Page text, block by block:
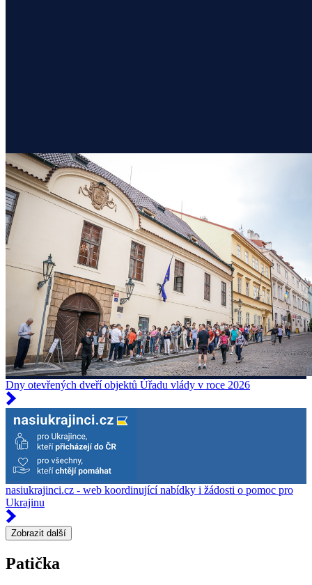
Dny otevřených dveří objektů Úřadu vlády v roce 2026
nasiukrajinci.cz - web koordinující nabídky i žádosti o pomoc pro
Ukrajinu
Zobrazit další
Patička